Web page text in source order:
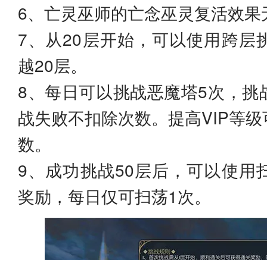
6、亡灵巫师的亡念巫灵复活效果
7、从20层开始，可以使用跨层
越20层。
8、每日可以挑战恶魔塔5次，
战失败不扣除次数。提高VIP等
数。
9、成功挑战50层后，可以使用
奖励，每日仅可扫荡1次。